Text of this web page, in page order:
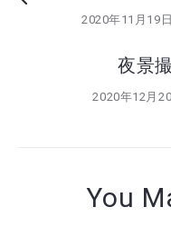
2020年11月19日
夜景
2020年12月
You